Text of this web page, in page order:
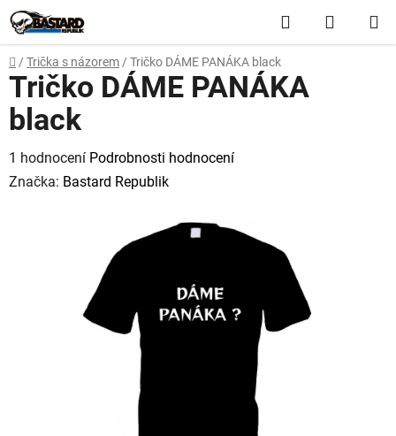
Přejít
na
obsah
Hledat
KOŠÍK
Domů
/ Trička s názorem / Tričko DÁME PANÁKA black
Tričko DÁME PANÁKA
black
Průměrné
hodnocení
1 hodnocení Podrobnosti hodnocení
Značka: Bastard Republik